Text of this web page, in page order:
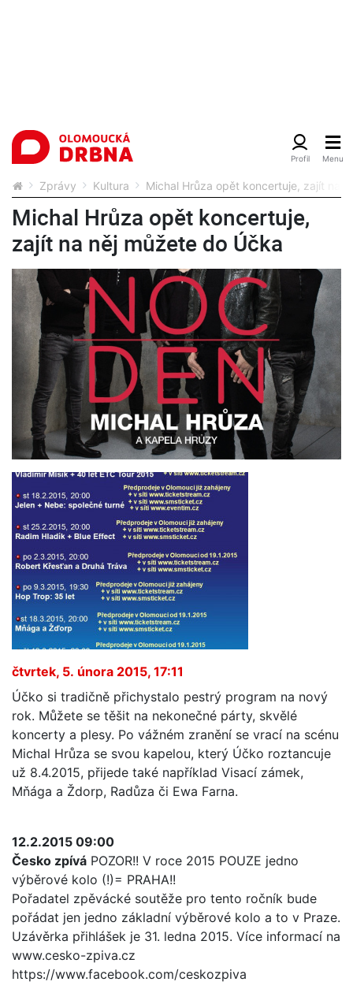
Zprávy Kultura Michal Hrůza opět koncertuje, zajít na
Michal Hrůza opět koncertuje,
zajít na něj můžete do Účka
čtvrtek, 5. února 2015, 17:11
Účko si tradičně přichystalo pestrý program na nový
rok. Můžete se těšit na nekonečné párty, skvělé
koncerty a plesy. Po vážném zranění se vrací na scénu
Michal Hrůza se svou kapelou, který Účko roztancuje
už 8.4.2015, přijede také například Visací zámek,
Mňága a Ždorp, Radůza či Ewa Farna.
12.2.2015 09:00
Česko zpívá POZOR!! V roce 2015 POUZE jedno
výběrové kolo (!)= PRAHA!!
Pořadatel zpěvácké soutěže pro tento ročník bude
pořádat jen jedno základní výběrové kolo a to v Praze.
Uzávěrka přihlášek je 31. ledna 2015. Více informací na
www.cesko-zpiva.cz
https://www.facebook.com/ceskozpiva